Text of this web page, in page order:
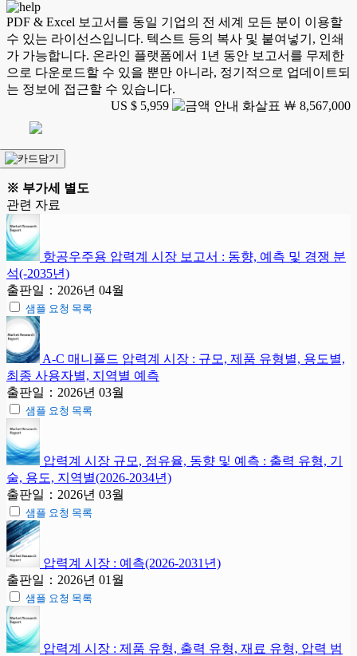
PDF & Excel 보고서를 동일 기업의 전 세계 모든 분이 이용할
수 있는 라이선스입니다. 텍스트 등의 복사 및 붙여넣기, 인쇄
가 가능합니다. 온라인 플랫폼에서 1년 동안 보고서를 무제한
으로 다운로드할 수 있을 뿐만 아니라, 정기적으로 업데이트되
는 정보에 접근할 수 있습니다.
US $ 5,959
￦ 8,567,000
※ 부가세 별도
관련 자료
항공우주용 압력계 시장 보고서 : 동향, 예측 및 경쟁 분
석(-2035년)
출판일：2026년 04월
샘플 요청 목록
A-C 매니폴드 압력계 시장 : 규모, 제품 유형별, 용도별,
최종 사용자별, 지역별 예측
출판일：2026년 03월
샘플 요청 목록
압력계 시장 규모, 점유율, 동향 및 예측 : 출력 유형, 기
술, 용도, 지역별(2026-2034년)
출판일：2026년 03월
샘플 요청 목록
압력계 시장 : 예측(2026-2031년)
출판일：2026년 01월
샘플 요청 목록
압력계 시장 : 제품 유형, 출력 유형, 재료 유형, 압력 범